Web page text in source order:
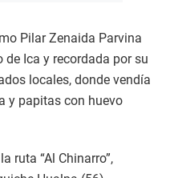
Pilar Zenaida Parvina
de Ica y recordada por su
locales, donde vendía
y papitas con huevo
ruta “Al Chinarro”,